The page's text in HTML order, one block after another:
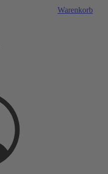
Warenkorb